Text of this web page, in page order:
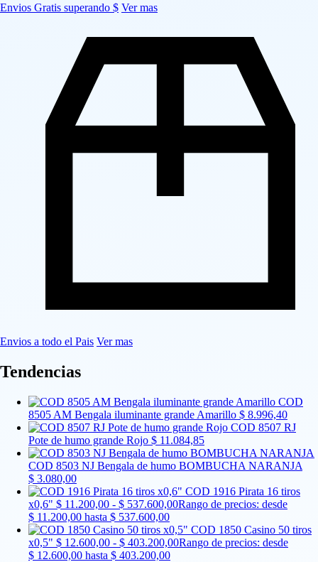
Envios Gratis superando $ Ver mas
Envios a todo el Pais Ver mas
Tendencias
COD
8505 AM Bengala iluminante grande Amarillo $ 8.996,40
COD 8507 RJ
Pote de humo grande Rojo $ 11.084,85
COD 8503 NJ Bengala de humo BOMBUCHA NARANJA
$ 3.080,00
COD 1916 Pirata 16 tiros
x0,6" $ 11.200,00 - $ 537.600,00Rango de precios: desde
$ 11.200,00 hasta $ 537.600,00
COD 1850 Casino 50 tiros
x0,5" $ 12.600,00 - $ 403.200,00Rango de precios: desde
$ 12.600,00 hasta $ 403.200,00